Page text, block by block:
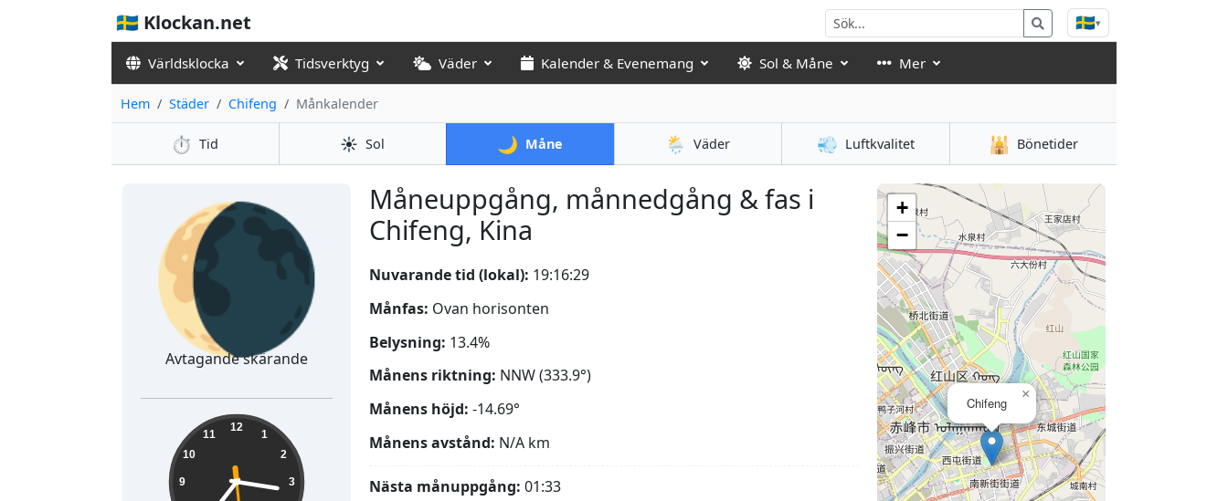
🇸🇪 Klockan.net 🇸🇪▾
Världsklocka Tidsverktyg Väder Kalender & Evenemang Sol & Måne Mer
Hem Städer Chifeng Månkalender
⏱️ Tid ☀️ Sol 🌙 Måne 🌦️ Väder 💨 Luftkvalitet 🕌 Bönetider
Måneuppgång, månnedgång & fas i
Chifeng, Kina
🌘
Avtagande skärande
19:16:31 12
1
2
3
9
10
11
Nuvarande tid (lokal): 19:16:31
Månfas: Ovan horisonten
Belysning: 13.4%
Månens riktning: NNW (333.9°)
Månens höjd: -14.69°
Månens avstånd: N/A km
Nästa månuppgång: 01:33
Chifeng
×
+
−